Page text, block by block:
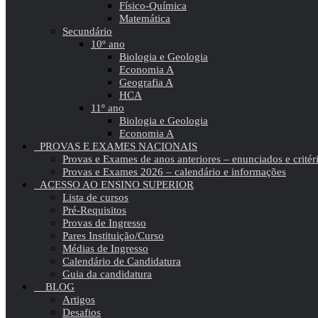
Físico-Química
Matemática
Secundário
10º ano
Biologia e Geologia
Economia A
Geografia A
HCA
11º ano
Biologia e Geologia
Economia A
PROVAS E EXAMES NACIONAIS
Provas e Exames de anos anteriores – enunciados e
Provas e Exames 2026 – calendário e informações
ACESSO AO ENSINO SUPERIOR
Lista de cursos
Pré-Requisitos
Provas de Ingresso
Pares Instituição/Curso
Médias de Ingresso
Calendário de Candidatura
Guia da candidatura
BLOG
Artigos
Desafios